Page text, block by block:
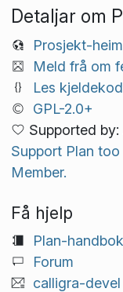
Detaljar om
Prosjekt-
Meld frå om
Les
GPL-2.0+
Supported by:
Support Plan
Member.
Få hjelp
Plan-handbok
Forum
calligra-devel